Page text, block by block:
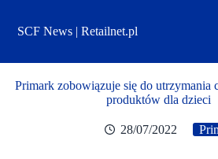
treściSCF News | Retailnet.pl
Primark zobowiązuje się do utrzymania
produktów dla dzieci
28/07/2022